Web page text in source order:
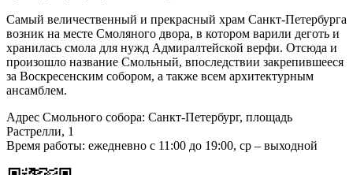
Самый величественный и прекрасный храм Санкт-Петербурга
возник на месте Смоляного двора, в котором варили деготь и
хранилась смола для нужд Адмиралтейской верфи. Отсюда и
произошло название Смольный, впоследствии закрепившееся
за Воскресенским собором, а также всем архитектурным
ансамблем.
Адрес Смольного собора: Санкт-Петербург, площадь
Растрелли, 1
Время работы: ежедневно с 11:00 до 19:00, ср – выходной